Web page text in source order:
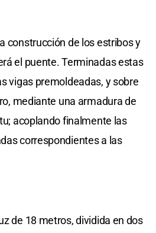
construcción de los estribos y
el puente. Terminadas estas
vigas premoldeadas, y sobre
mediante una armadura de
acoplando finalmente las
correspondientes a las
de 18 metros, dividida en dos